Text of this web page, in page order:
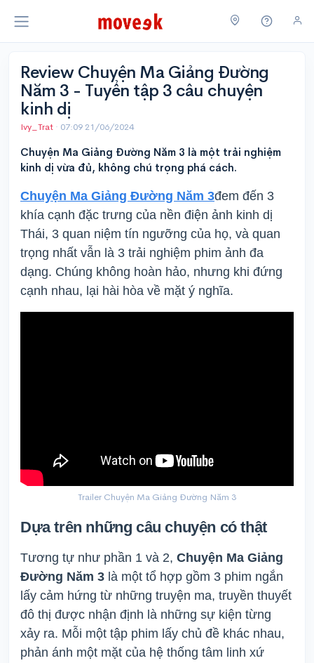
Review Chuyện Ma Giảng Đường
Năm 3 - Tuyển tập 3 câu chuyện
kinh dị
Ivy_Trat · 07:09 21/06/2024
Chuyện Ma Giảng Đường Năm 3 là một trải nghiệm
kinh dị vừa đủ, không chú trọng phá cách.
Chuyện Ma Giảng Đường Năm 3đem đến 3
khía cạnh đặc trưng của nền điện ảnh kinh dị
Thái, 3 quan niệm tín ngưỡng của họ, và quan
trọng nhất vẫn là 3 trải nghiệm phim ảnh đa
dạng. Chúng không hoàn hảo, nhưng khi đứng
cạnh nhau, lại hài hòa về mặt ý nghĩa.
Trailer Chuyện Ma Giảng Đường Năm 3
Dựa trên những câu chuyện có thật
Tương tự như phần 1 và 2, Chuyện Ma Giảng
Đường Năm 3 là một tổ hợp gồm 3 phim ngắn
lấy cảm hứng từ những truyện ma, truyền thuyết
đô thị được nhận định là những sự kiện từng
xảy ra. Mỗi một tập phim lấy chủ đề khác nhau,
phản ánh một mặt của hệ thống tâm linh xứ